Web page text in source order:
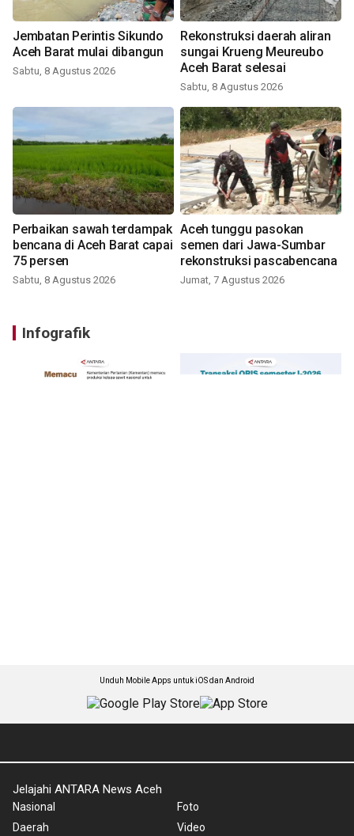
Jembatan Perintis Sikundo
Aceh Barat mulai dibangun
Sabtu, 8 Agustus 2026
Rekonstruksi daerah aliran
sungai Krueng Meureubo
Aceh Barat selesai
Sabtu, 8 Agustus 2026
Perbaikan sawah terdampak
bencana di Aceh Barat capai
75 persen
Sabtu, 8 Agustus 2026
Aceh tunggu pasokan
semen dari Jawa-Sumbar
rekonstruksi pascabencana
Jumat, 7 Agustus 2026
Infografik
Unduh Mobile Apps untuk iOS dan Android
Jelajahi ANTARA News Aceh
Nasional
Daerah
Foto
Video